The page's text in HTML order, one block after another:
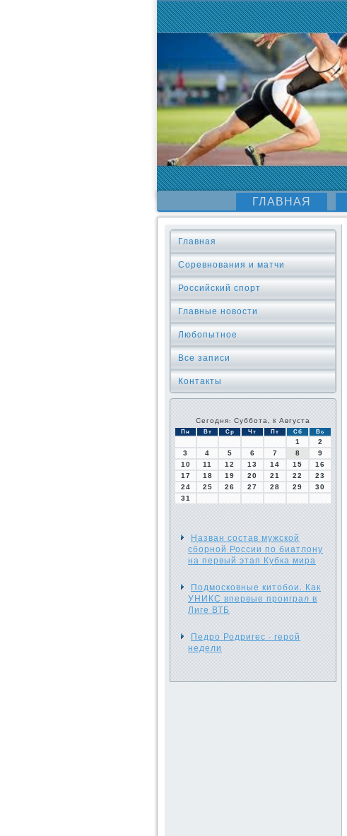
ГЛАВНАЯ
Главная
Соревнования и матчи
Российский спорт
Главные новости
Любопытное
Все записи
Контакты
Сегодня: Суббота, 8 Августа
Пн Вт Ср Чт Пт Сб Вс
1
2
3
4 5 6 7 8
9
10
11 12 13 14 15
16
17
18 19 20 21 22
23
24
25 26 27 28 29
30
31
Назван состав мужской
сборной России по биатлону
на первый этап Кубка мира
Подмосковные китобои. Как
УНИКС впервые проиграл в
Лиге ВТБ
Педро Родригес - герой
недели